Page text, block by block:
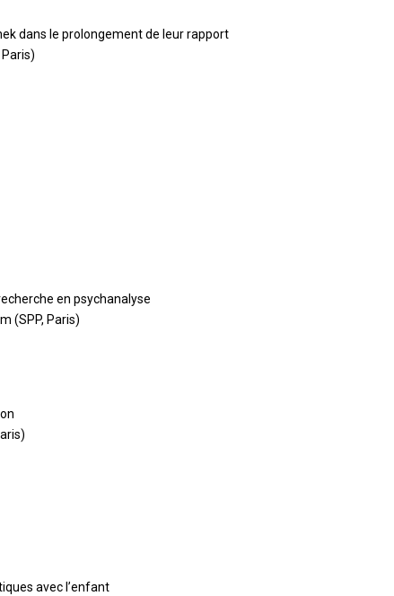
dans le prolongement de leur rapport
en psychanalyse
(SPP, Paris)
avec l’enfant